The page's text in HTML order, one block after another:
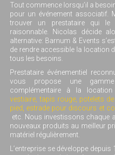
Tout commence lorsqu’il a
pour un événement associatif.
trouver un prestataire qui
raisonnable. Nicolas décide
alternative: Barnum & Events
de rendre accessible la location
tous les besoins.
Prestataire événementiel
vous propose une gamme
complémentaire à la
vestiaire,tapis rouge, potelets de
pied estrade pour discours et
etc. Nous investissons chaque
nouveaux produits au meilleur
matériel régulièrement.
L’entreprise se développe